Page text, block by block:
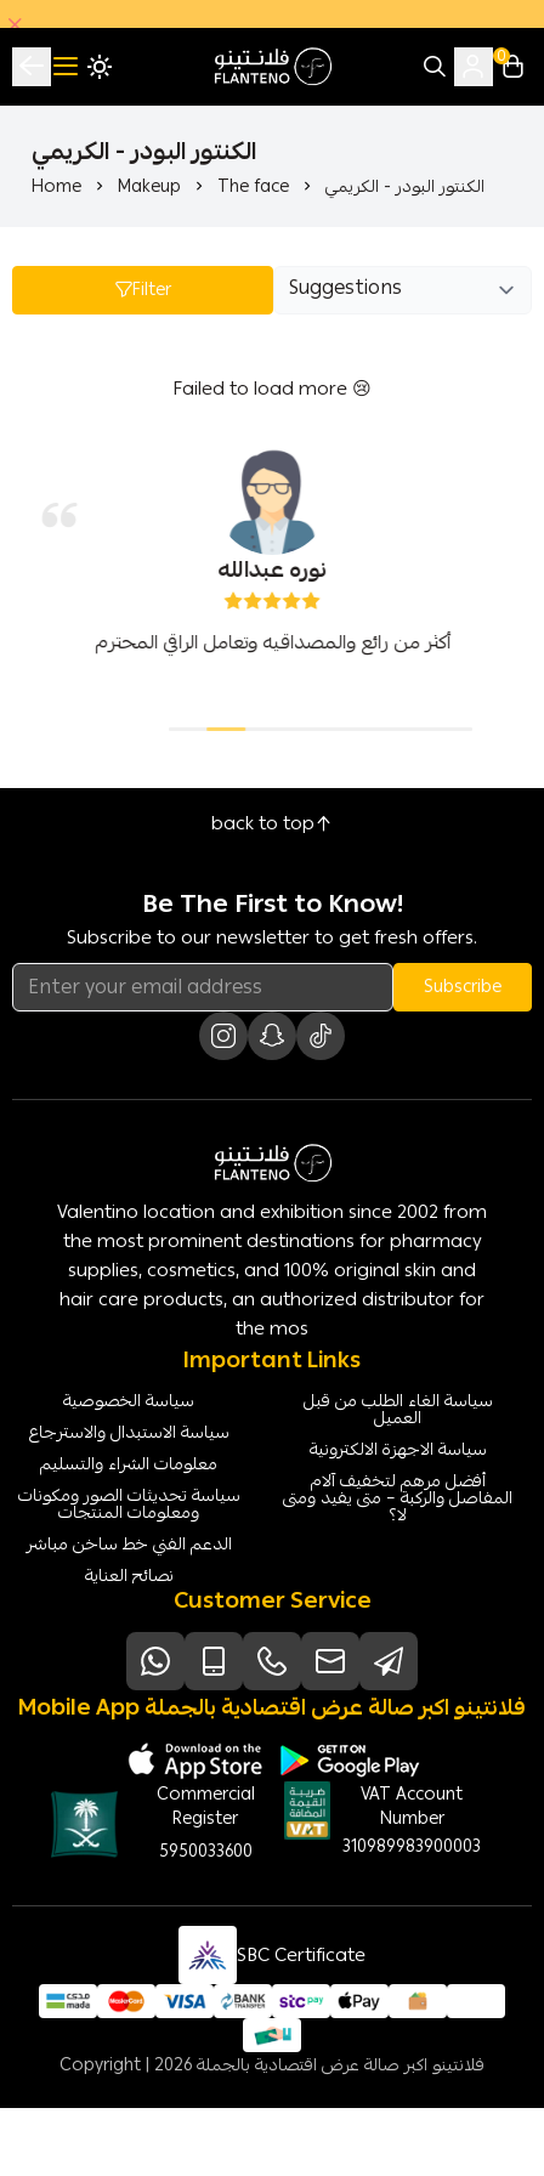
فلانتينو اكبر صالة عرض اقتصادية بالجملة
0
الكنتور البودر - الكريمي
Home Makeup The face الكنتور البودر - الكريمي
Filter
Failed to load more 😢
نوره عبدالله
أكثر من رائع والمصداقيه وتعامل الراقي المحترم
back to top
Be The First to Know!
Subscribe to our newsletter to get fresh offers.
Subscribe
Valentino location and exhibition since 2002 from
the most prominent destinations for pharmacy
supplies, cosmetics, and 100% original skin and
hair care products, an authorized distributor for
the mos
Important Links
سياسة الخصوصية
سياسة الاستبدال والاسترجاع
معلومات الشراء والتسليم
سياسة تحديثات الصور ومكونات
ومعلومات المنتجات
الدعم الفني خط ساخن مباشر
نصائح العناية
سياسة الغاء الطلب من قبل
العميل
سياسة الاجهزة الالكترونية
أفضل مرهم لتخفيف آلام
المفاصل والركبة – متى يفيد ومتى
لا؟
Customer Service
Mobile App فلانتينو اكبر صالة عرض اقتصادية بالجملة
Commercial
Register
5950033600
VAT Account
Number
310989983900003
SBC Certificate
Copyright | 2026فلانتينو اكبر صالة عرض اقتصادية بالجملة